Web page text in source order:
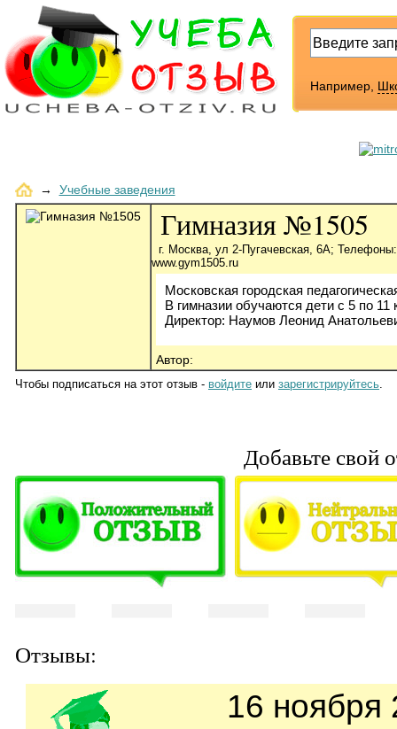
Например,
→ Учебные заведения
Гимназия №1505
г. Москва, ул 2-Пугачевская, 6А;
www.gym1505.ru
Московская городская
В гимназии обучаются дети с 5 по 11
Директор: Наумов Леонид
Автор:
Чтобы подписаться на этот отзыв - войдите или зарегистрируйтесь.
Добавьте свой
Отзывы:
16 ноября